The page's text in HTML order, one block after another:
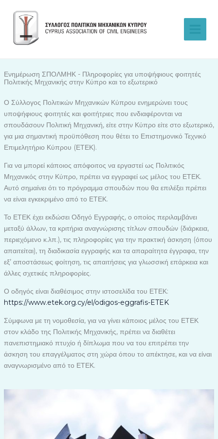
content
Ενημέρωση ΣΠΟΛΜΗΚ - Πληροφορίες για υποψήφιους φοιτητές
Πολιτικής Μηχανικής στην Κύπρο και το εξωτερικό
Ο Σύλλογος Πολιτικών Μηχανικών Κύπρου ενημερώνει τους
υποψήφιους φοιτητές και φοιτήτριες που ενδιαφέρονται να
σπουδάσουν Πολιτική Μηχανική, είτε στην Κύπρο είτε στο εξωτερικό,
για μια σημαντική προϋπόθεση που θέτει το Επιστημονικό Τεχνικό
Επιμελητήριο Κύπρου (ΕΤΕΚ).
Για να μπορεί κάποιος απόφοιτος να εργαστεί ως Πολιτικός
Μηχανικός στην Κύπρο, πρέπει να εγγραφεί ως μέλος του ΕΤΕΚ.
Αυτό σημαίνει ότι το πρόγραμμα σπουδών που θα επιλέξει πρέπει
να είναι εγκεκριμένο από το ΕΤΕΚ.
Το ΕΤΕΚ έχει εκδώσει Οδηγό Εγγραφής, ο οποίος περιλαμβάνει
μεταξύ άλλων, τα κριτήρια αναγνώρισης τίτλων σπουδών (διάρκεια,
περιεχόμενο κ.λπ.), τις πληροφορίες για την πρακτική άσκηση (όπου
απαιτείται), τη διαδικασία εγγραφής και τα απαραίτητα έγγραφα, την
εξ’ αποστάσεως φοίτηση, τις απαιτήσεις για γλωσσική επάρκεια και
άλλες σχετικές πληροφορίες.
Ο οδηγός είναι διαθέσιμος στην ιστοσελίδα του ΕΤΕΚ:
https://www.etek.org.cy/el/odigos-eggrafis-ETEK
Σύμφωνα με τη νομοθεσία, για να γίνει κάποιος μέλος του ΕΤΕΚ
στον κλάδο της Πολιτικής Μηχανικής, πρέπει να διαθέτει
πανεπιστημιακό πτυχίο ή δίπλωμα που να του επιτρέπει την
άσκηση του επαγγέλματος στη χώρα όπου το απέκτησε, και να είναι
αναγνωρισμένο από το ΕΤΕΚ.